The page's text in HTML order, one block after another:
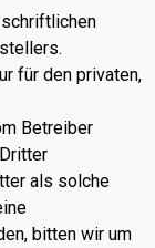
für den privaten,
Betreiber
als solche
bitten wir um